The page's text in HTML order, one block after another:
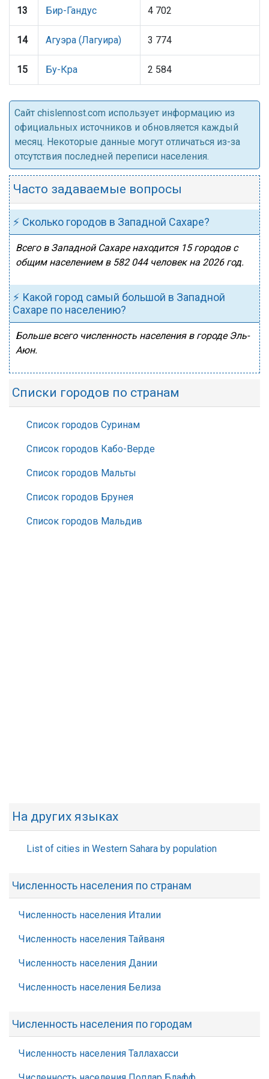
13 Бир-Гандус 4 702
14 Агуэра (Лагуира) 3 774
15 Бу-Кра 2 584
Cайт chislennost.com использует информацию из
официальных источников и обновляется каждый
месяц. Некоторые данные могут отличаться из-за
отсутствия последней переписи населения.
Часто задаваемые вопросы
⚡ Сколько городов в Западной Сахаре?
Всего в Западной Сахаре находится 15 городов с
общим населением в 582 044 человек на 2026 год.
⚡ Какой город самый большой в Западной
Сахаре по населению?
Больше всего численность населения в городе Эль-
Аюн.
Списки городов по странам
Список городов Суринам
Список городов Кабо-Верде
Список городов Мальты
Список городов Брунея
Список городов Мальдив
На других языках
List of cities in Western Sahara by population
Численность населения по странам
Численность населения Италии
Численность населения Тайваня
Численность населения Дании
Численность населения Белиза
Численность населения по городам
Численность населения Таллахасси